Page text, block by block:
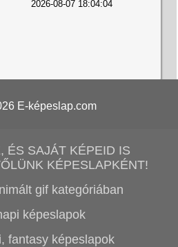
2026-08-07 18:04:04
E-képeslap.com
ÉS SAJÁT KÉPEID IS
KÉPESLAPKÉNT!
gif kategóriában
képeslapok
fantasy képeslapok